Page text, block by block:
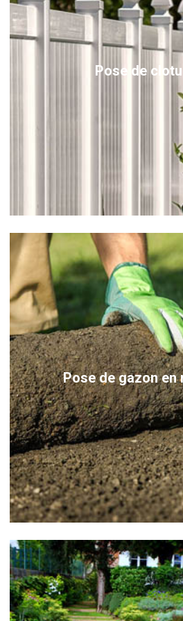
Pose de
Pose de gazon en